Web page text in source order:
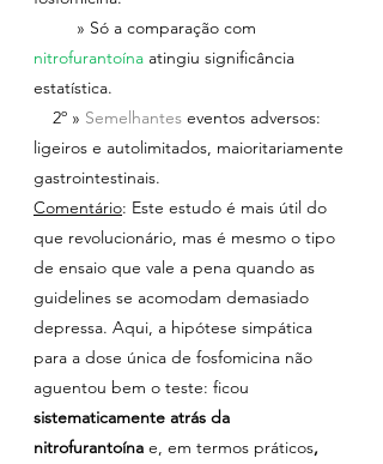
» Só a comparação com
nitrofurantoína atingiu significância
estatística.
2º » Semelhantes eventos adversos:
ligeiros e autolimitados, maioritariamente
gastrointestinais.
Comentário: Este estudo é mais útil do
que revolucionário, mas é mesmo o tipo
de ensaio que vale a pena quando as
guidelines se acomodam demasiado
depressa. Aqui, a hipótese simpática
para a dose única de fosfomicina não
aguentou bem o teste: ficou
sistematicamente atrás da
nitrofurantoína e, em termos práticos,